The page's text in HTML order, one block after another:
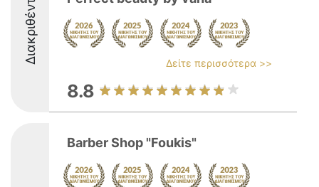
Διακριθέντες Δείτε περισσότερα >>
8.8
Barber Shop "Foukis"